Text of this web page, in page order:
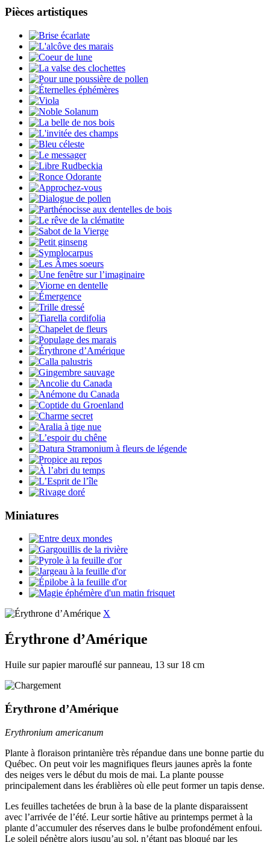
Pièces artistiques
Miniatures
X
Érythrone d’Amérique
Huile sur papier marouflé sur panneau, 13 sur 18 cm
Érythrone d’Amérique
Erythronium americanum
Plante à floraison printanière très répandue dans une bonne partie du
Québec. On peut voir les magnifiques fleurs jaunes après la fonte
des neiges vers le début du mois de mai. La plante pousse
principalement dans les érablières où elle peut former un tapis dense.
Les feuilles tachetées de brun à la base de la plante disparaissent
avec l’arrivée de l’été. Leur sortie hâtive au printemps permet à la
plante d’accumuler des réserves dans le bulbe profondément enfoui.
Le soleil pénètre alors jusqu’au sol, n’étant pas bloqué par les